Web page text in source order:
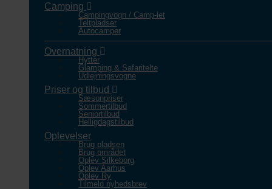
Camping
Campingvogn / Camp-let
Teltpladser
Autocamper
Overnatning
Hytter
Glamping & Safaritelte
Udlejningsvogne
Priser og tilbud
Sæsonpriser
Sommertilbud
Seniortilbud
Helligdagstilbud
Oplevelser
Brug pladsen
Brug området
Oplev Silkeborg
Oplev Aarhus
Oplev Ry
Tilmeld nyhedsbrev